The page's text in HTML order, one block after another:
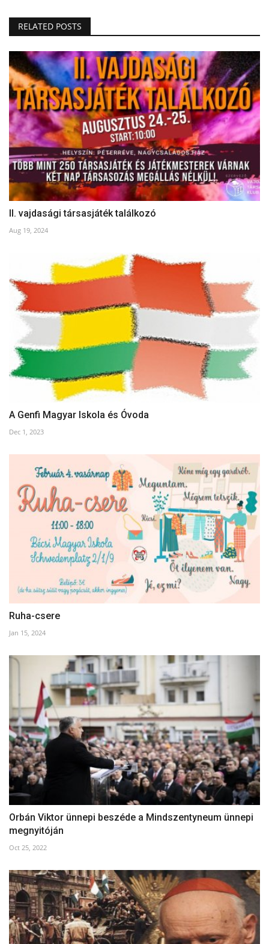
RELATED POSTS
II. vajdasági társasjáték találkozó
Aug 19, 2024
A Genfi Magyar Iskola és Óvoda
Dec 1, 2023
Ruha-csere
Jan 15, 2024
Orbán Viktor ünnepi beszéde a Mindszentyneum ünnepi
megnyitóján
Oct 25, 2022